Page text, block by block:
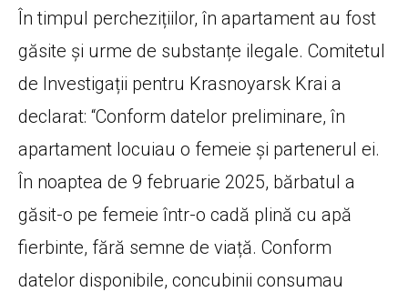
În timpul perchezițiilor, în apartament au fost
găsite și urme de substanțe ilegale. Comitetul
de Investigații pentru Krasnoyarsk Krai a
declarat: “Conform datelor preliminare, în
apartament locuiau o femeie și partenerul ei.
În noaptea de 9 februarie 2025, bărbatul a
găsit-o pe femeie într-o cadă plină cu apă
fierbinte, fără semne de viață. Conform
datelor disponibile, concubinii consumau